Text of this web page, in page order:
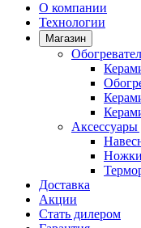
О компании
Технологии
Магазин
Аксессуары
Ножки
Доставка
Акции
Стать дилером